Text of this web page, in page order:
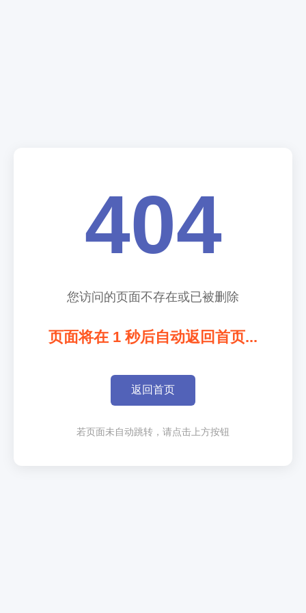
404
您访问的页面不存在或已被删除
页面将在 1 秒后自动返回首页...
返回首页
若页面未自动跳转，请点击上方按钮